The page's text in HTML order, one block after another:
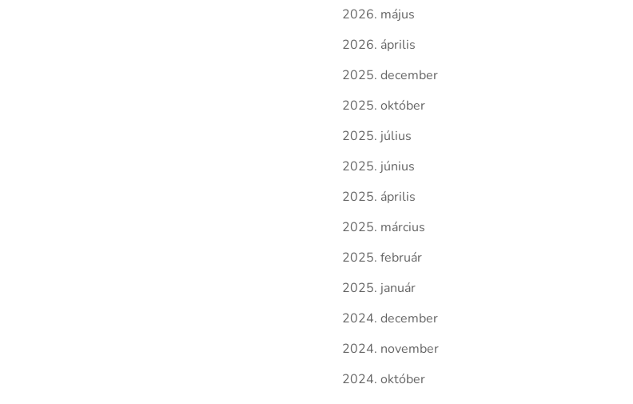
2026. május
2026. április
2025. december
2025. október
2025. július
2025. június
2025. április
2025. március
2025. február
2025. január
2024. december
2024. november
2024. október